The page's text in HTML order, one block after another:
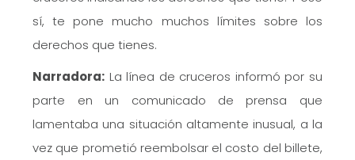
sí, te pone mucho muchos límites sobre los
derechos que tienes.
Narradora: La línea de cruceros informó por su
parte en un comunicado de prensa que
lamentaba una situación altamente inusual, a la
vez que prometió reembolsar el costo del billete,